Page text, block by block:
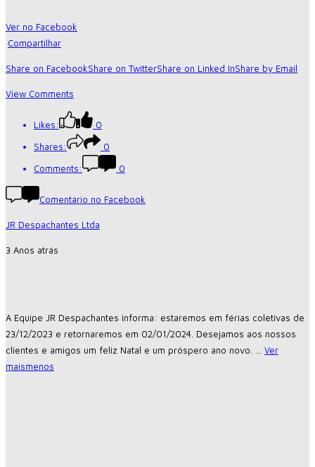
Ver no Facebook
·Compartilhar
Share on FacebookShare on TwitterShare on Linked InShare by Email
View Comments
Likes:
0
Shares:
0
Comments:
0
Comentário no Facebook
JR Despachantes Ltda
3 Anos atrás
A Equipe JR Despachantes informa: estaremos em férias coletivas de
23/12/2023 e retornaremos em 02/01/2024. Desejamos aos nossos
clientes e amigos um feliz Natal e um próspero ano novo.
Ver
maismenos